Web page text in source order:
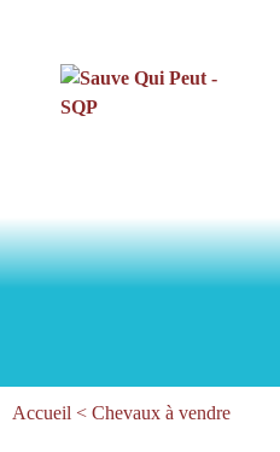
Accueil < Chevaux à vendre